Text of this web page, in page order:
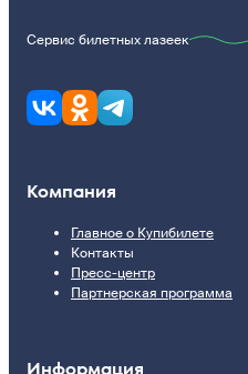
Сервис билетных лазеек
Компания
Главное о Купибилете
Контакты
Пресс-центр
Партнерская программа